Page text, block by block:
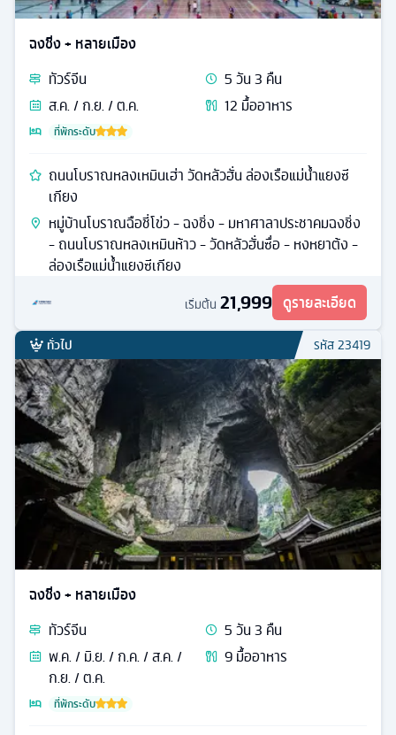
ฉงชิ่ง + หลายเมือง
ทัวร์จีน 5วัน3 คืน
ส.ค. / ก.ย. / ต.ค.
12 มื้ออาหาร
ที่พักระดับ
ถนนโบราณหลงเหมินเฮ่า วัดหลัวฮั่น ล่องเรือแม่น้ำแยงซี
เกียง
หมู่บ้านโบราณฉือชี่โข่ว - ฉงชิ่ง - มหาศาลาประชาคมฉงชิ่ง
- ถนนโบราณหลงเหมินห้าว - วัดหลัวฮั่นซื่อ - หงหยาต้ง -
ล่องเรือแม่น้ำแยงซีเกียง
เริ่มต้น 21,999 ดูรายละเอียด
ทั่วไป รหัส23419
ฉงชิ่ง + หลายเมือง
ทัวร์จีน 5วัน3 คืน
พ.ค. / มิ.ย. / ก.ค. / ส.ค. /
ก.ย. / ต.ค.
9มื้ออาหาร
ที่พักระดับ